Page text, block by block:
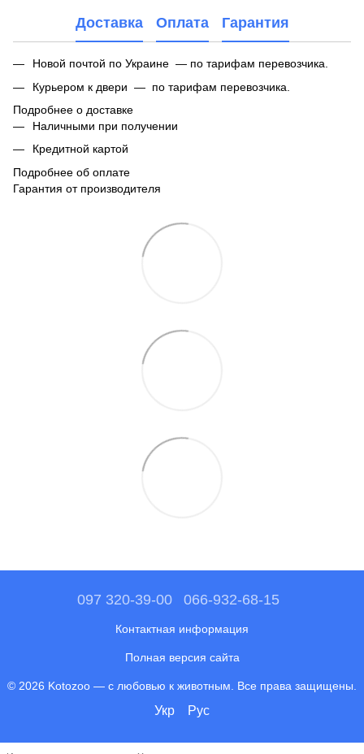
Доставка Оплата Гарантия
Новой почтой по Украине — по тарифам перевозчика.
Курьером к двери — по тарифам перевозчика.
Подробнее о доставке
Наличными при получении
Кредитной картой
Подробнее об оплате
Гарантия от производителя
097 320-39-00 066-932-68-15
Контактная информация
Полная версия сайта
© 2026 Kotozoo — с любовью к животным. Все права защищены.
Укр Рус